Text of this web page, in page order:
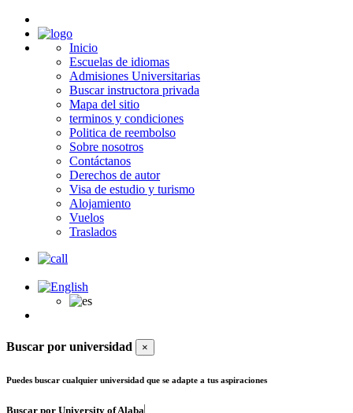
Inicio
Escuelas de idiomas
Admisiones Universitarias
Buscar instructora privada
Mapa del sitio
terminos y condiciones
Politica de reembolso
Sobre nosotros
Contáctanos
Derechos de autor
Visa de estudio y turismo
Alojamiento
Vuelos
Traslados
Buscar por universidad ×
Puedes buscar cualquier universidad que se adapte a tus aspiraciones
Buscar por University of Alaba